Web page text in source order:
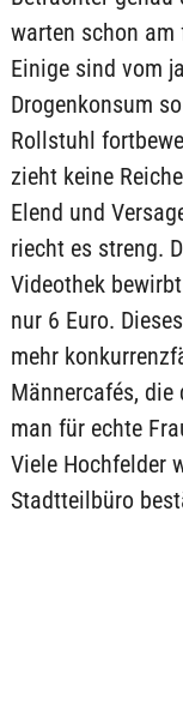
warten schon am
Einige sind vom
Drogenkonsum
Rollstuhl
zieht keine
Elend und
riecht es streng.
Videothek
nur 6 Euro.
mehr
Männercafés, die
man für echte
Viele Hochfelder
Stadtteilbüro